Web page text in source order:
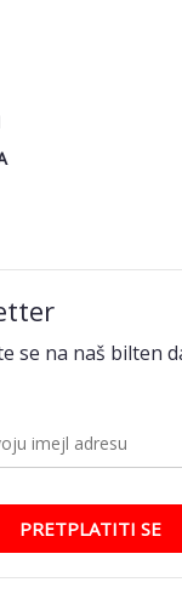
se na naš bilten
PRETPLATITI SE